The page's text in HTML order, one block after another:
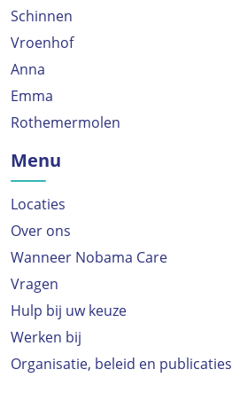
Schinnen
Vroenhof
Anna
Emma
Rothemermolen
Menu
Locaties
Over ons
Wanneer Nobama Care
Vragen
Hulp bij uw keuze
Werken bij
Organisatie, beleid en publicaties